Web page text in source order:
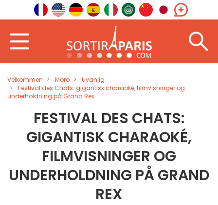
Velkommen Moro
Uvanlig
Festival des Chats: gigantisk charaoké, filmvisninger og
underholdning på Grand Rex
FESTIVAL DES CHATS:
GIGANTISK CHARAOKÉ,
FILMVISNINGER OG
UNDERHOLDNING PÅ GRAND
REX